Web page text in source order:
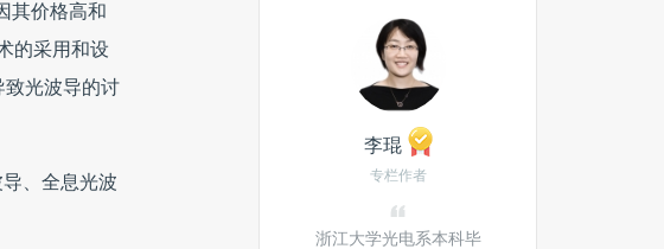
其价格高和
的采用和设
致光波导的讨
、全息光波
李琨
专栏作者
浙江大学光电系本科毕